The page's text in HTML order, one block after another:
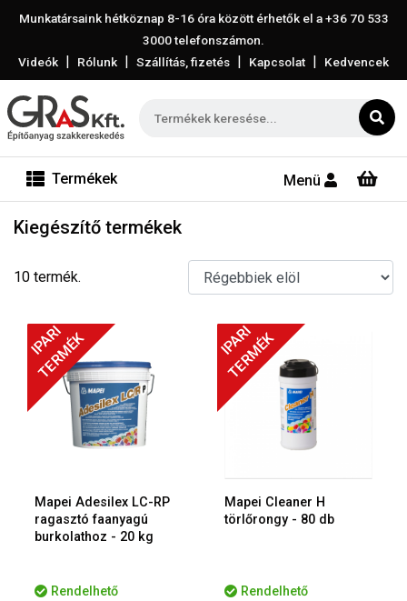
Munkatársaink hétköznap 8-16 óra között érhetők el a+36 70 533
3000telefonszámon.
Videók | Rólunk | Szállítás, fizetés | Kapcsolat | Kedvencek
Termékek Menü
Kiegészítő termékek
10 termék.
IPARI
TERMÉK
Mapei Adesilex LC-RP
ragasztó faanyagú
burkolathoz - 20 kg
Rendelhető
IPARI
TERMÉK
Mapei Cleaner H
törlőrongy - 80 db
Rendelhető